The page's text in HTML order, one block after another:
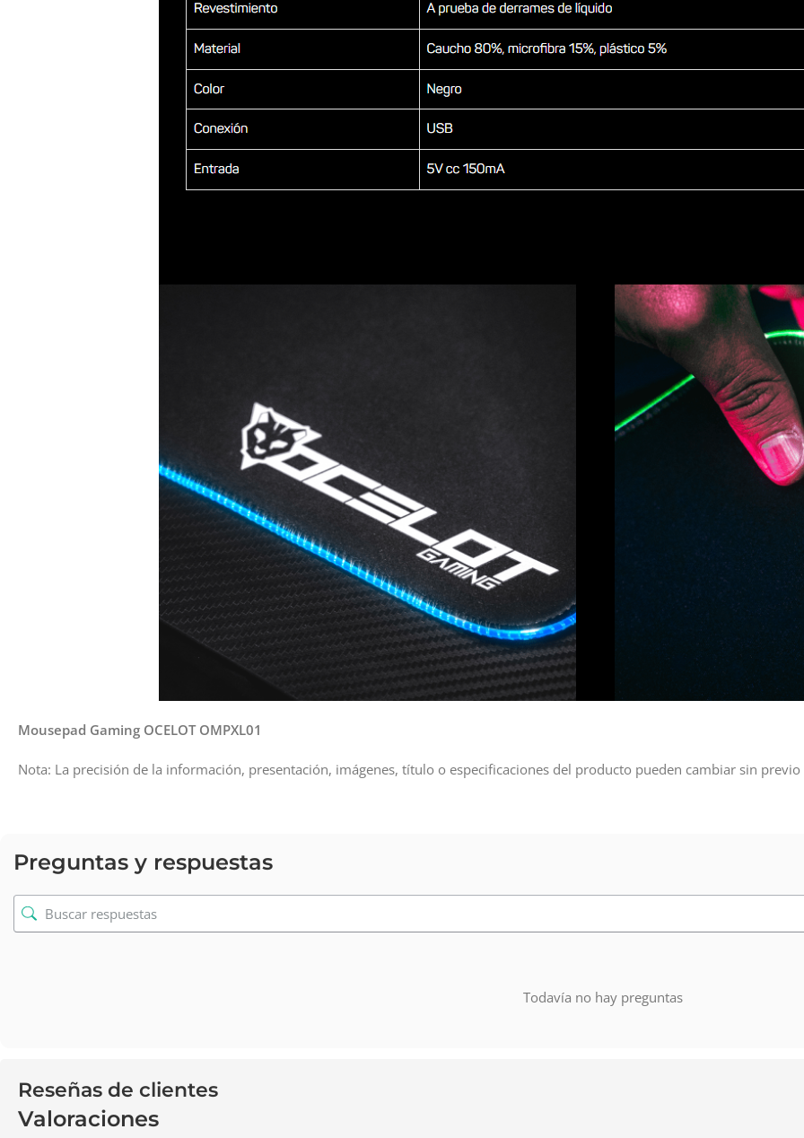
Mousepad Gaming OCELOT OMPXL01
Nota: La precisión de la información, presentación, imágenes, título o especificaciones del producto pueden cambiar sin previo
Preguntas y respuestas
Todavía no hay preguntas
Reseñas de clientes
Valoraciones